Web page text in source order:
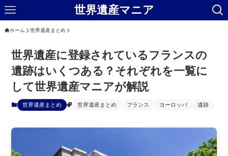
世界遺産マニア
ホーム 世界遺産まとめ
世界遺産に登録されているフランスの
遺跡はいくつある？それぞれを一覧に
して世界遺産マニアが解説
世界遺産まとめ 世界遺産まとめ フランス ヨーロッパ 遺跡